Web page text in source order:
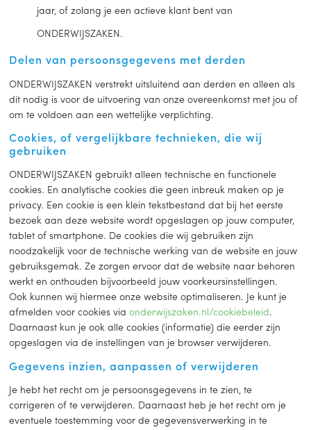
jaar, of zolang je een actieve klant bent van
ONDERWIJSZAKEN.
Delen van persoonsgegevens met derden
ONDERWIJSZAKEN verstrekt uitsluitend aan derden en alleen als
dit nodig is voor de uitvoering van onze overeenkomst met jou of
om te voldoen aan een wettelijke verplichting.
Cookies, of vergelijkbare technieken, die wij
gebruiken
ONDERWIJSZAKEN gebruikt alleen technische en functionele
cookies. En analytische cookies die geen inbreuk maken op je
privacy. Een cookie is een klein tekstbestand dat bij het eerste
bezoek aan deze website wordt opgeslagen op jouw computer,
tablet of smartphone. De cookies die wij gebruiken zijn
noodzakelijk voor de technische werking van de website en jouw
gebruiksgemak. Ze zorgen ervoor dat de website naar behoren
werkt en onthouden bijvoorbeeld jouw voorkeursinstellingen.
Ook kunnen wij hiermee onze website optimaliseren. Je kunt je
afmelden voor cookies viaonderwijszaken.nl/cookiebeleid.
Daarnaast kun je ook alle cookies (informatie) die eerder zijn
opgeslagen via de instellingen van je browser verwijderen.
Gegevens inzien, aanpassen of verwijderen
Je hebt het recht om je persoonsgegevens in te zien, te
corrigeren of te verwijderen. Daarnaast heb je het recht om je
eventuele toestemming voor de gegevensverwerking in te